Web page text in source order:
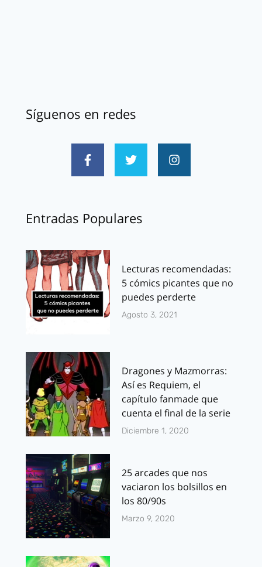
Síguenos en redes
Entradas Populares
Lecturas recomendadas:
5 cómics picantes que no
puedes perderte
Agosto 3, 2021
Dragones y Mazmorras:
Así es Requiem, el
capítulo fanmade que
cuenta el final de la serie
Diciembre 1, 2020
25 arcades que nos
vaciaron los bolsillos en
los 80/90s
Marzo 9, 2020